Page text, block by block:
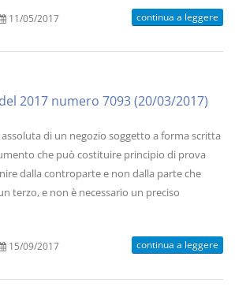
11/05/2017 continua a leggere
2017 numero 7093 (20/03/2017)
di un negozio soggetto a forma scritta
che può costituire principio di prova
dalla controparte e non dalla parte che
terzo, e non è necessario un preciso
15/09/2017 continua a leggere